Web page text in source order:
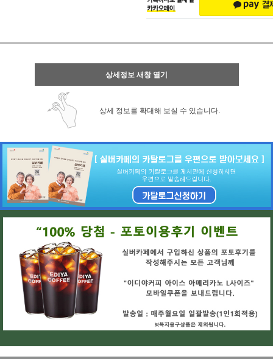
상세정보 새창 열기
상세 정보를 확대해 보실 수 있습니다.